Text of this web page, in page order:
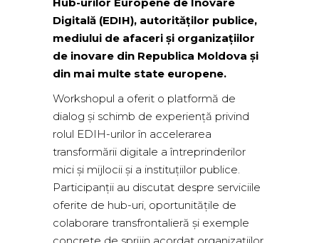
Digitală (EDIH), autorităților publice,
mediului de afaceri și organizațiilor
de inovare din Republica Moldova și
din mai multe state europene.
Workshopul a oferit o platformă de
dialog și schimb de experiență privind
rolul EDIH-urilor în accelerarea
transformării digitale a întreprinderilor
mici și mijlocii și a instituțiilor publice.
Participanții au discutat despre serviciile
oferite de hub-uri, oportunitățile de
colaborare transfrontalieră și exemple